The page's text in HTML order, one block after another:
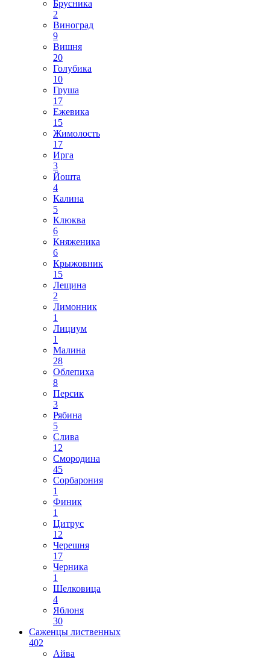
Брусника
2
Виноград
9
Вишня
20
Голубика
10
Груша
17
Ежевика
15
Жимолость
17
Ирга
3
Йошта
4
Калина
5
Клюква
6
Княженика
6
Крыжовник
15
Лещина
2
Лимонник
1
Лициум
1
Малина
28
Облепиха
8
Персик
3
Рябина
5
Слива
12
Смородина
45
Сорбарония
1
Финик
1
Цитрус
12
Черешня
17
Черника
1
Шелковица
4
Яблоня
30
Саженцы лиственных
402
Айва